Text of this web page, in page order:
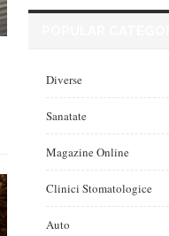
Diverse
Sanatate
Magazine Online
Clinici Stomatologice
Auto